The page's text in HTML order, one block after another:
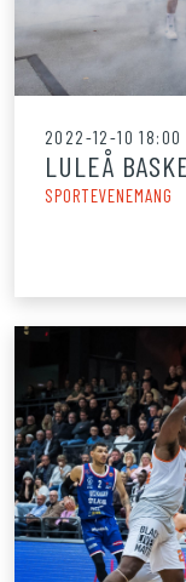
2022-12-10 18:00
LULEÅ
SPORTEVENEMANG